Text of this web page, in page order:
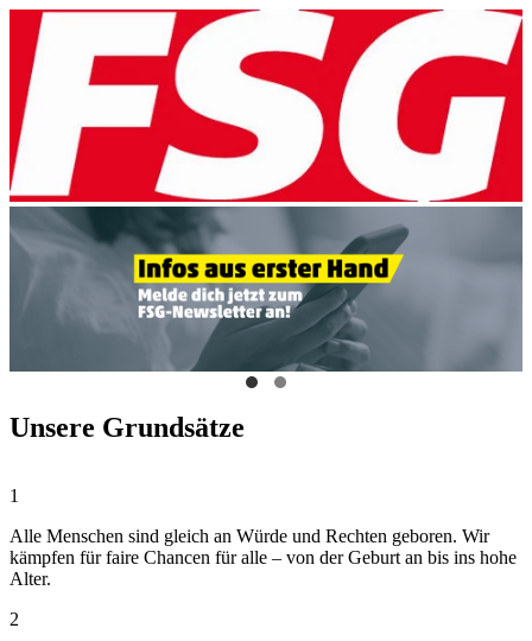
Unsere Grundsätze
1
Alle Menschen sind gleich an Würde und Rechten geboren. Wir
kämpfen für faire Chancen für alle – von der Geburt an bis ins hohe
Alter.
2